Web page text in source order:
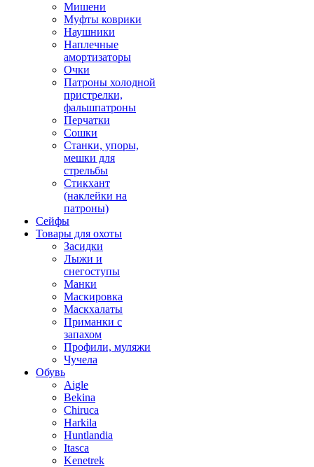
Мишени
Муфты коврики
Наушники
Наплечные
амортизаторы
Очки
Патроны холодной
пристрелки,
фальшпатроны
Перчатки
Сошки
Станки, упоры,
мешки для
стрельбы
Стикхант
(наклейки на
патроны)
Сейфы
Товары для охоты
Засидки
Лыжи и
снегоступы
Манки
Маскировка
Маскхалаты
Приманки с
запахом
Профили, муляжи
Чучела
Обувь
Aigle
Bekina
Chiruсa
Harkila
Huntlandia
Itasca
Kenetrek